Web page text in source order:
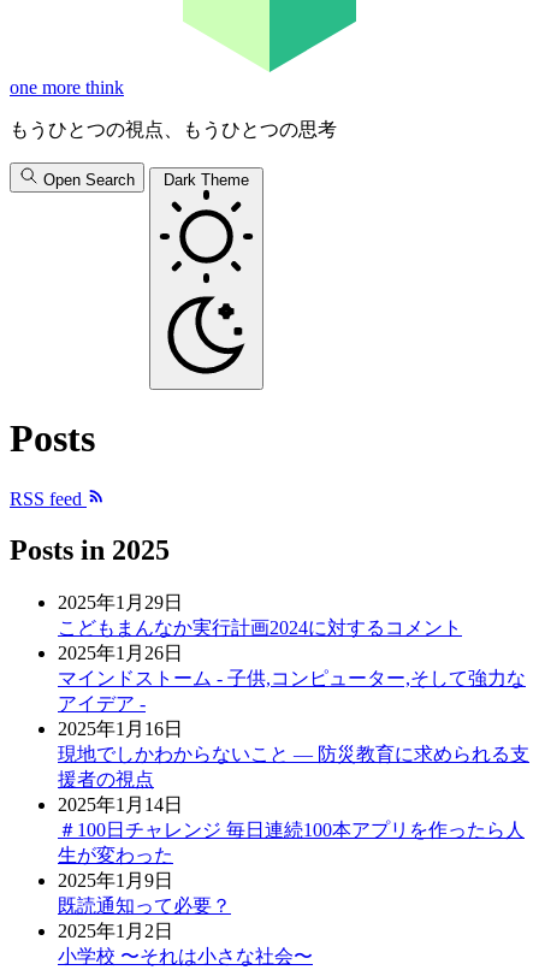
one more think
もうひとつの視点、もうひとつの思考
Open Search Dark Theme
Posts
RSS feed
Posts in 2025
2025年1月29日
こどもまんなか実行計画2024に対するコメント
2025年1月26日
マインドストーム - 子供,コンピューター,そして強力な
アイデア -
2025年1月16日
現地でしかわからないこと ― 防災教育に求められる支
援者の視点
2025年1月14日
＃100日チャレンジ 毎日連続100本アプリを作ったら人
生が変わった
2025年1月9日
既読通知って必要？
2025年1月2日
小学校 〜それは小さな社会〜